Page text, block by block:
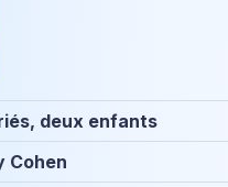
deux enfants
Cohen